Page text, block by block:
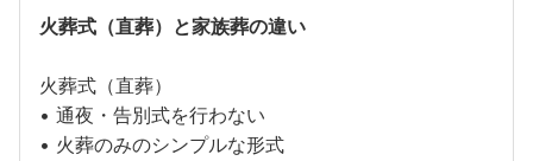
火葬式（直葬）と家族葬の違い
火葬式（直葬）
• 通夜・告別式を行わない
• 火葬のみのシンプルな形式